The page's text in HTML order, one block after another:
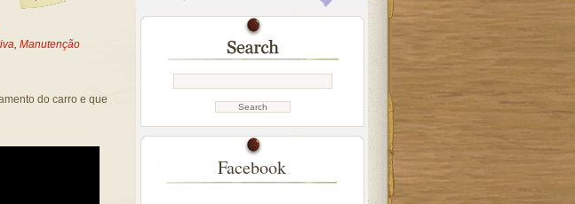
, Manutenção
do carro e que
Facebook